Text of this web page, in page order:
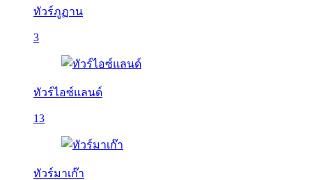
ทัวร์ภูฏาน
3
ทัวร์ไอซ์แลนด์
13
ทัวร์มาเก๊า